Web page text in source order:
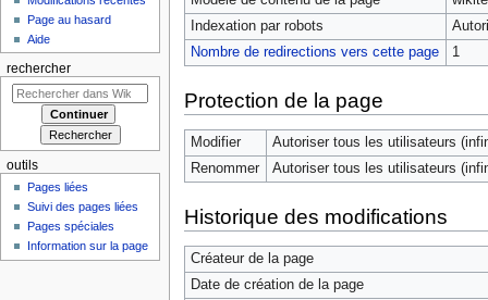
Indexation par robots
Nombre de redirections vers cette page
1
Protection de la page
Modifier
Autoriser tous les utilisateurs
Renommer
Autoriser tous les utilisateurs
Historique des modifications
Créateur de la page
Date de création de la page
Page au hasard
Aide
rechercher
outils
Pages liées
Suivi des pages liées
Pages spéciales
Information sur la page